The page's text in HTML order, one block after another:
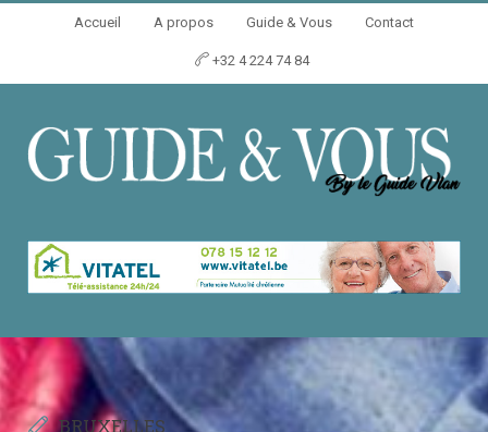
Accueil A propos Guide & Vous Contact
+32 4 224 74 84
BRUXELLES